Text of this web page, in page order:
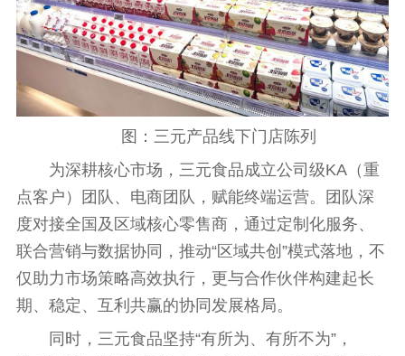
图：三元产品线下门店陈列
为深耕核心市场，三元食品成立公司级KA（重
点客户）团队、电商团队，赋能终端运营。团队深
度对接全国及区域核心零售商，通过定制化服务、
联合营销与数据协同，推动“区域共创”模式落地，不
仅助力市场策略高效执行，更与合作伙伴构建起长
期、稳定、互利共赢的协同发展格局。
同时，三元食品坚持“有所为、有所不为”，